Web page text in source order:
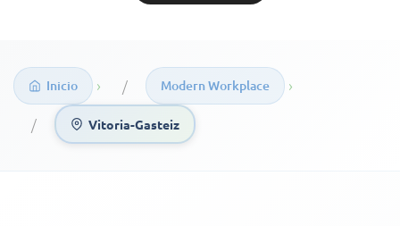
Inicio › Modern Workplace ›
Vitoria-Gasteiz